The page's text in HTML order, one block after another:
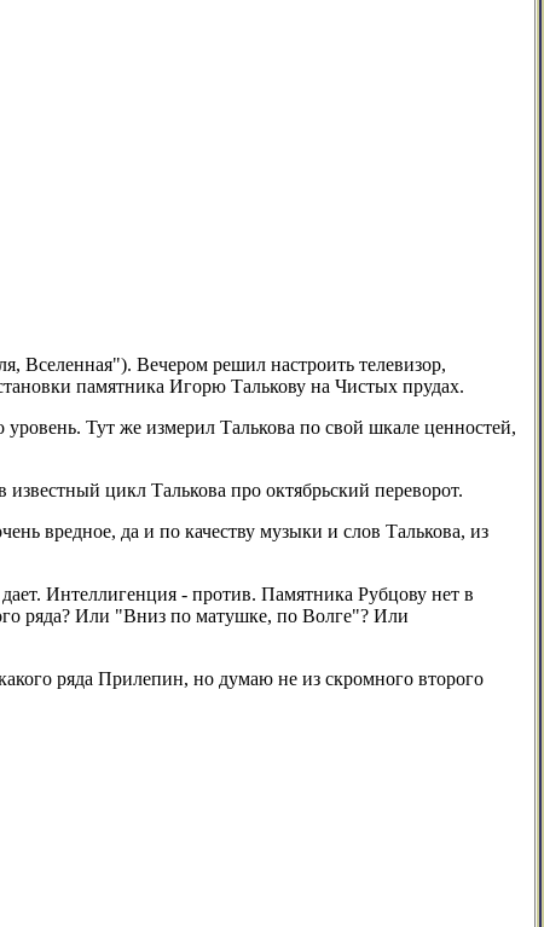
Вселенная"). Вечером решил настроить телевизор,
памятника Игорю Талькову на Чистых прудах.
Тут же измерил Талькова по свой шкале ценностей,
цикл Талькова про октябрьский переворот.
вредное, да и по качеству музыки и слов Талькова, из
Интеллигенция - против. Памятника Рубцову нет в
ряда? Или "Вниз по матушке, по Волге"? Или
ряда Прилепин, но думаю не из скромного второго